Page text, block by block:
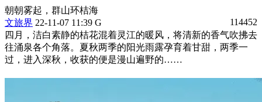
朝朝雾起，群山环桔海
文旅界 22-11-07 11:39 G
114452
四月，洁白素静的桔花混着灵江的暖风，将清新的香气吹拂去
往涌泉各个角落。夏秋两季的阳光雨露孕育着甘甜，两季一
过，进入深秋，收获的便是漫山遍野的……